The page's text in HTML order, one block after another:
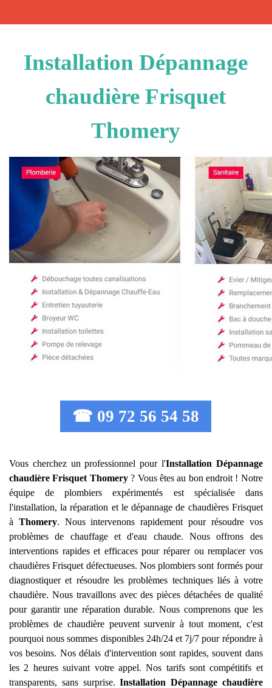
Installation Dépannage
chaudière Frisquet
Thomery
☎ 09 72 56 54 58
Vous cherchez un professionnel pour l'Installation Dépannage
chaudière Frisquet Thomery? Vous êtes au bon endroit ! Notre
équipe de plombiers expérimentés est spécialisée dans
l'installation, la réparation et le dépannage de chaudières Frisquet
à Thomery. Nous intervenons rapidement pour résoudre vos
problèmes de chauffage et d'eau chaude. Nous offrons des
interventions rapides et efficaces pour réparer ou remplacer vos
chaudières Frisquet défectueuses. Nos plombiers sont formés pour
diagnostiquer et résoudre les problèmes techniques liés à votre
chaudière. Nous travaillons avec des pièces détachées de qualité
pour garantir une réparation durable. Nous comprenons que les
problèmes de chaudière peuvent survenir à tout moment, c'est
pourquoi nous sommes disponibles 24h/24 et 7j/7 pour répondre à
vos besoins. Nos délais d'intervention sont rapides, souvent dans
les 2 heures suivant votre appel. Nos tarifs sont compétitifs et
transparents, sans surprise.Installation Dépannage chaudière